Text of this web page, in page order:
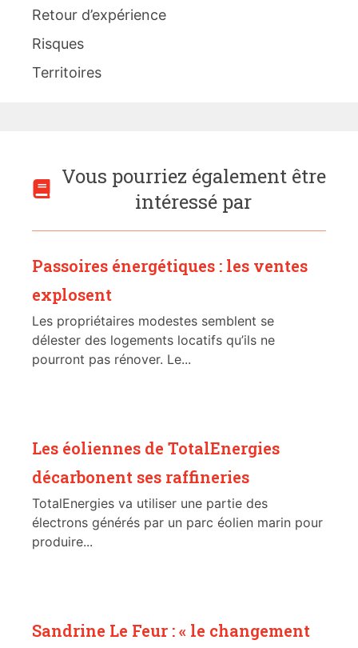
Retour d’expérience
Risques
Territoires
Vous pourriez également être
intéressé par
Passoires énergétiques : les ventes
explosent
Les propriétaires modestes semblent se
délester des logements locatifs qu’ils ne
pourront pas rénover. Le...
Les éoliennes de TotalEnergies
décarbonent ses raffineries
TotalEnergies va utiliser une partie des
électrons générés par un parc éolien marin pour
produire...
Sandrine Le Feur : « le changement